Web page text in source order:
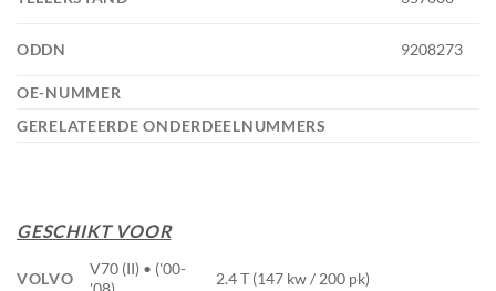
ODDN 9208273
OE-NUMMER
GERELATEERDE ONDERDEELNUMMERS
GESCHIKT VOOR
VOLVO
V70 (II) • ('00-
2.4 T (147 kw / 200 pk)